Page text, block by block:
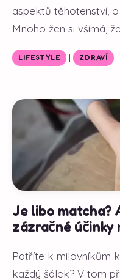
aspektů těhotenství,
Mnoho žen si všímá,
LIFESTYLE | ZDRAVÍ
Je libo matcha?
zázračné účinky
Patříte k milovníkům
každý šálek? V tom